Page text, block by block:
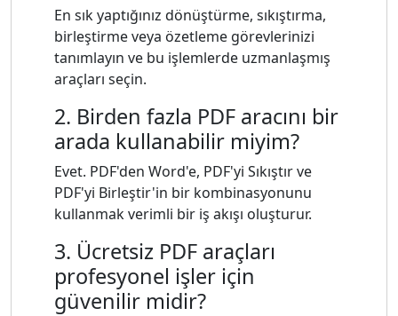
En sık yaptığınız dönüştürme, sıkıştırma,
birleştirme veya özetleme görevlerinizi
tanımlayın ve bu işlemlerde uzmanlaşmış
araçları seçin.
2. Birden fazla PDF aracını bir
arada kullanabilir miyim?
Evet. PDF'den Word'e, PDF'yi Sıkıştır ve
PDF'yi Birleştir'in bir kombinasyonunu
kullanmak verimli bir iş akışı oluşturur.
3. Ücretsiz PDF araçları
profesyonel işler için
güvenilir midir?